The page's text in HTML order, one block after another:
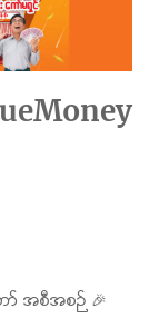
ာ် အစီအစဉ် 🎉